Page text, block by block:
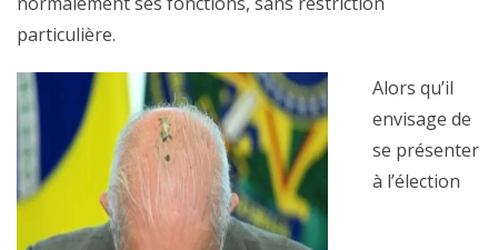
particulière.
Alors qu’il
envisage de
se présenter
à l’élection